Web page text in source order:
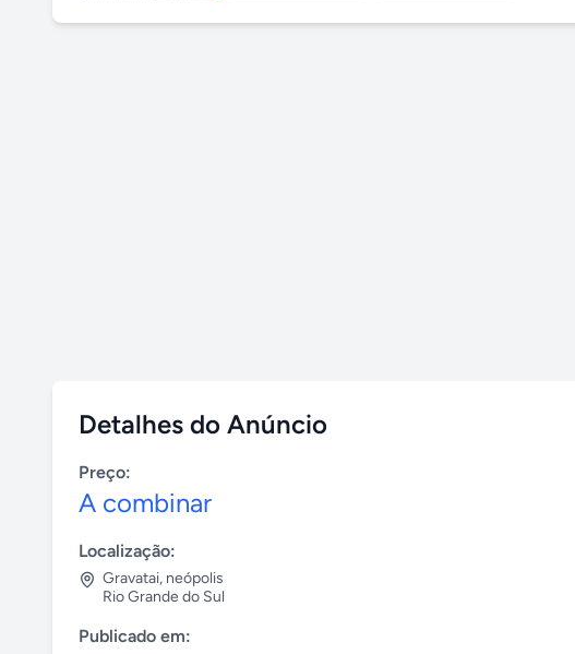
Detalhes do Anúncio
Preço:
A combinar
Localização:
Gravatai, neópolis
Rio Grande do Sul
Publicado em: